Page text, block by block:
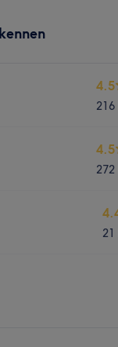
4.5
4.5
21